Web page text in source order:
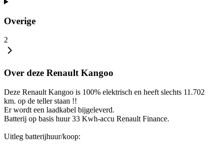
Overige
2
Over deze Renault Kangoo
Deze Renault Kangoo is 100% elektrisch en heeft slechts 11.702
km. op de teller staan !!
Er wordt een laadkabel bijgeleverd.
Batterij op basis huur 33 Kwh-accu Renault Finance.
Uitleg batterijhuur/koop: